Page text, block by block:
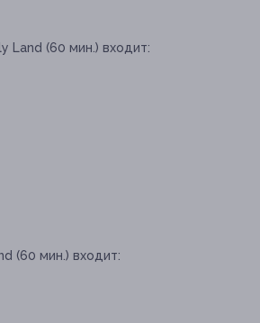
Land (60 мин.) входит:
(60 мин.) входит: